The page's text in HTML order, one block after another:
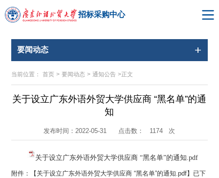
招标采购中心
要闻动态
当前位置： 首页 > 要闻动态 > 通知公告 >正文
关于设立广东外语外贸大学供应商 “黑名单”的通
知
发布时间：2022-05-31 点击数： 1174 次
关于设立广东外语外贸大学供应商 “黑名单”的通知.pdf
附件：【 关于设立广东外语外贸大学供应商 “黑名单”的通知.pdf】已下